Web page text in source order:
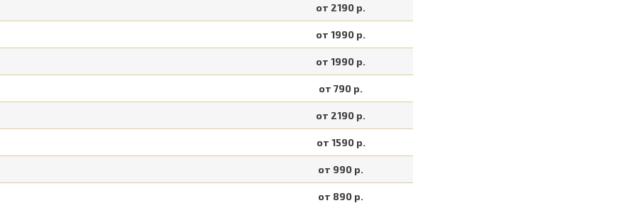
от 2190 р.
от 1990 р.
от 1990 р.
от 790 р.
от 2190 р.
от 1590 р.
от 990 р.
от 890 р.